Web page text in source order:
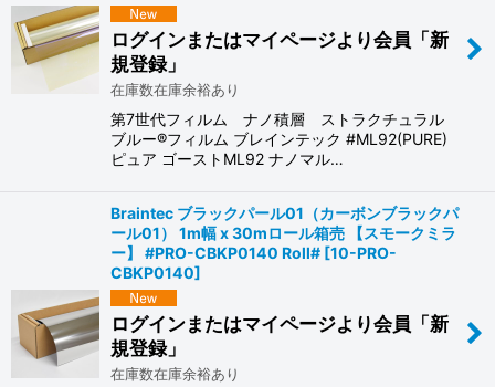
ログインまたはマイページより会員「新
規登録」
在庫数在庫余裕あり
第7世代フィルム ナノ積層 ストラクチュラル
ブルー®フィルム ブレインテック #ML92(PURE)
ピュア ゴーストML92 ナノマル…
Braintec ブラックパール01（カーボンブラックパ
ール01） 1m幅 x 30mロール箱売 【スモークミラ
ー】 #PRO-CBKP0140 Roll# [10-PRO-
CBKP0140]
ログインまたはマイページより会員「新
規登録」
在庫数在庫余裕あり